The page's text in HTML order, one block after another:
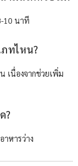
10 นาที
ทไหน?
เนื่องจากช่วยเพิ่ม
?
หารว่าง